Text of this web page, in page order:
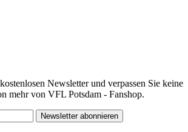
Newsletter und verpassen Sie keine
mehr von VFL Potsdam - Fanshop.
Newsletter abonnieren